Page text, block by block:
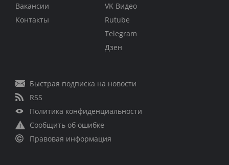
Вакансии
Контакты
VK Видео
Rutube
Telegram
Дзен
Быстрая подписка на новости
RSS
Политика конфиденциальности
Сообщить об ошибке
Правовая информация